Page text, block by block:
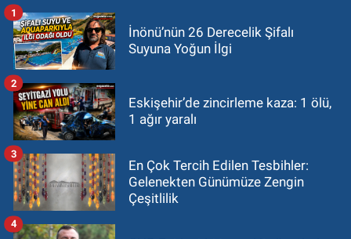
İnönü’nün 26 Derecelik Şifalı
Suyuna Yoğun İlgi
1
Eskişehir’de zincirleme kaza: 1 ölü,
1 ağır yaralı
2
En Çok Tercih Edilen Tesbihler:
Gelenekten Günümüze Zengin
Çeşitlilik
3
4